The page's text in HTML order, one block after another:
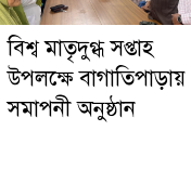
বিশ্ব মাতৃদুগ্ধ সপ্তাহ
উপলক্ষে বাগাতিপাড়ায়
সমাপনী অনুষ্ঠান